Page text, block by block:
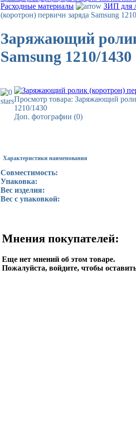
Расходные материалы ЗИП для
(коротрон) первичн заряда Samsung
Заряжающий
Samsung 1210/1430
Просмотр товара: Заряжающий
1210/1430
Доп. фотографии (0)
Характеристики наименования
Совместимость:
Упаковка:
Вес изделия:
Вес c упаковкой:
Мнения покупателей:
Еще нет мнений об этом товаре.
Пожалуйста, войдите, чтобы